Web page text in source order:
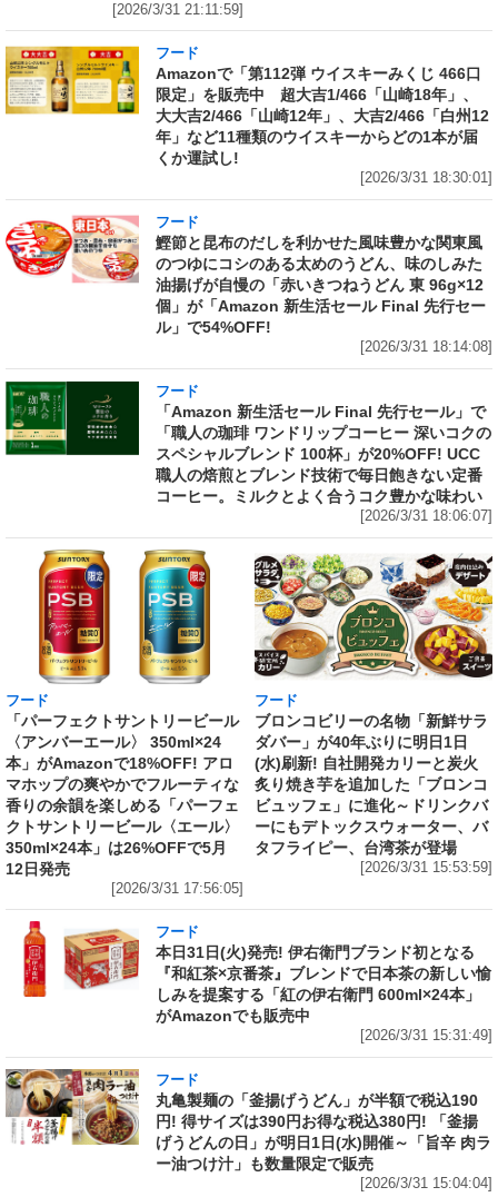
[2026/3/31 21:11:59]
フード
Amazonで「第112弾 ウイスキーみくじ 466口
限定」を販売中 超大吉1/466「山崎18年」、
大大吉2/466「山崎12年」、大吉2/466「白州12
年」など11種類のウイスキーからどの1本が届
くか運試し!
[2026/3/31 18:30:01]
フード
鰹節と昆布のだしを利かせた風味豊かな関東風
のつゆにコシのある太めのうどん、味のしみた
油揚げが自慢の「赤いきつねうどん 東 96g×12
個」が「Amazon 新生活セール Final 先行セー
ル」で54%OFF!
[2026/3/31 18:14:08]
フード
「Amazon 新生活セール Final 先行セール」で
「職人の珈琲 ワンドリップコーヒー 深いコクの
スペシャルブレンド 100杯」が20%OFF! UCC
職人の焙煎とブレンド技術で毎日飽きない定番
コーヒー。ミルクとよく合うコク豊かな味わい
[2026/3/31 18:06:07]
フード
「パーフェクトサントリービール
〈アンバーエール〉 350ml×24
本」がAmazonで18%OFF! アロ
マホップの爽やかでフルーティな
香りの余韻を楽しめる「パーフェ
クトサントリービール〈エール〉
350ml×24本」は26%OFFで5月
12日発売
[2026/3/31 17:56:05]
フード
ブロンコビリーの名物「新鮮サラ
ダバー」が40年ぶりに明日1日
(水)刷新! 自社開発カリーと炭火
炙り焼き芋を追加した「ブロンコ
ビュッフェ」に進化～ドリンクバ
ーにもデトックスウォーター、バ
タフライピー、台湾茶が登場
[2026/3/31 15:53:59]
フード
本日31日(火)発売! 伊右衛門ブランド初となる
『和紅茶×京番茶』ブレンドで日本茶の新しい愉
しみを提案する「紅の伊右衛門 600ml×24本」
がAmazonでも販売中
[2026/3/31 15:31:49]
フード
丸亀製麺の「釜揚げうどん」が半額で税込190
円! 得サイズは390円お得な税込380円! 「釜揚
げうどんの日」が明日1日(水)開催～「旨辛 肉ラ
ー油つけ汁」も数量限定で販売
[2026/3/31 15:04:04]